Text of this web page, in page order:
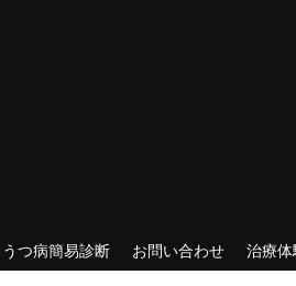
うつ病簡易診断 お問い合わせ 治療体